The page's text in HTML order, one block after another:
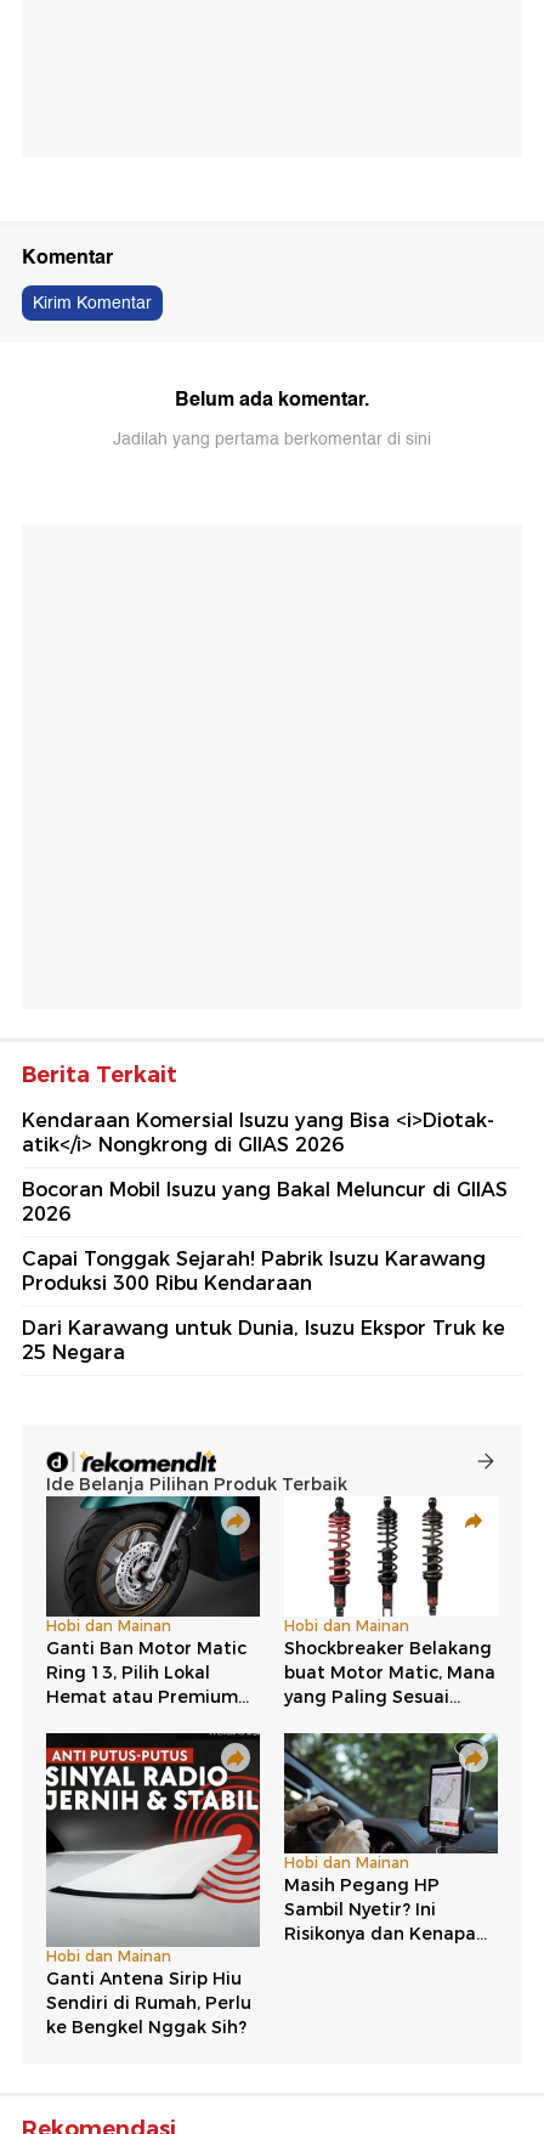
Komentar
Kirim Komentar
Belum ada komentar.
Jadilah yang pertama berkomentar di sini
Berita Terkait
Kendaraan Komersial Isuzu yang Bisa <i>Diotak-
atik</i> Nongkrong di GIIAS 2026
Bocoran Mobil Isuzu yang Bakal Meluncur di GIIAS
2026
Capai Tonggak Sejarah! Pabrik Isuzu Karawang
Produksi 300 Ribu Kendaraan
Dari Karawang untuk Dunia, Isuzu Ekspor Truk ke
25 Negara